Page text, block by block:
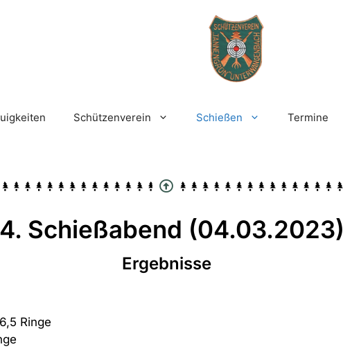
Schützenverein Schießen Termine
Schießabend (04.03.2023)
Ergebnisse
Ringe